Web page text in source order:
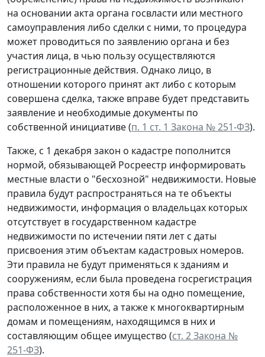
на основании акта органа госвласти или местного
самоуправления либо сделки с ними, то процедура
может проводиться по заявлению органа и без
участия лица, в чью пользу осуществляются
регистрационные действия. Однако лицо, в
отношении которого принят акт либо с которым
совершена сделка, также вправе будет представить
заявление и необходимые документы по
собственной инициативе (п. 1 ст. 1 Закона № 251-ФЗ).
Также, с 1 декабря закон о кадастре пополнится
нормой, обязывающей Росреестр информировать
местные власти о "бесхозной" недвижимости. Новые
правила будут распространяться на те объекты
недвижимости, информация о владельцах которых
отсутствует в государственном кадастре
недвижимости по истечении пяти лет с даты
присвоения этим объектам кадастровых номеров.
Эти правила не будут применяться к зданиям и
сооружениям, если была проведена госрегистрация
права собственности хотя бы на одно помещение,
расположенное в них, а также к многоквартирным
домам и помещениям, находящимся в них и
составляющим общее имущество (ст. 2 Закона №
251-ФЗ).